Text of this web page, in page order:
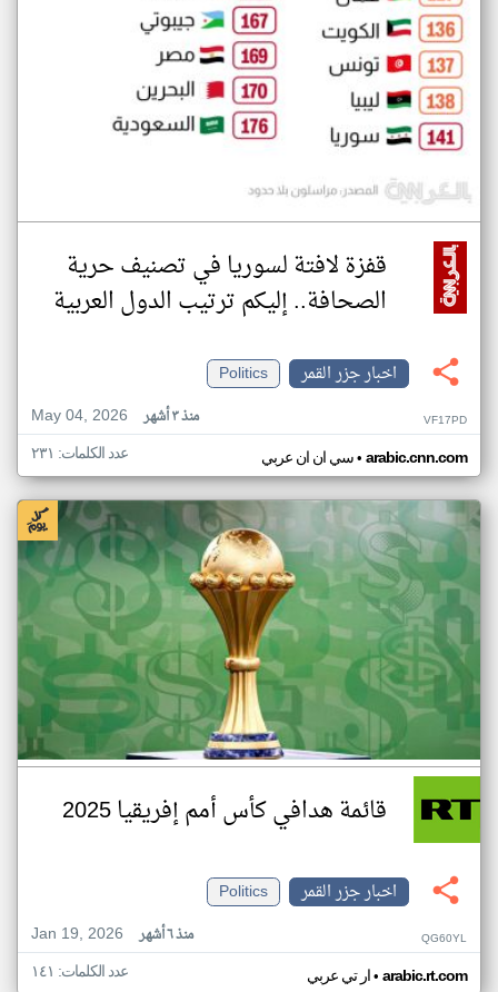
قفزة لافتة لسوريا في تصنيف حرية
الصحافة.. إليكم ترتيب الدول العربية
اخبار جزر القمر
Politics
May 04, 2026
منذ ٣ أشهر VF17PD
سي ان ان عربي• arabic.cnn.com عدد الكلمات: ٢٣١
قائمة هدافي كأس أمم إفريقيا 2025
اخبار جزر القمر
Politics
Jan 19, 2026
منذ ٦ أشهر QG60YL
ار تي عربي• arabic.rt.com عدد الكلمات: ١٤١